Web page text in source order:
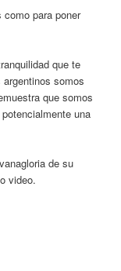
como para poner
que te
somos
que somos
una
de su
video.